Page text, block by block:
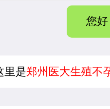
您好
里是郑州医大生殖不